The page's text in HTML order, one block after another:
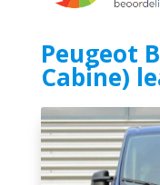
Peugeot
Cabine)